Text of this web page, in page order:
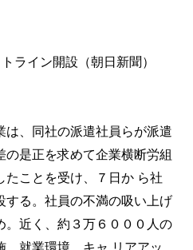
ライン開設（朝日新聞）
、同社の派遣社員らが派遣
の是正を求めて企業横断労組
たことを受け、７日か ら社
する。社員の不満の吸い上げ
。近く、約３万６０００人の